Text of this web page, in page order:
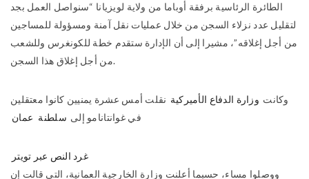
الطائرة الرئاسية برفقة أوباما من ولاية لويزيانا “سنواصل العمل بجد
لتقليل عدد نزلاء السجن من خلال عمليات نقل آمنة ومسؤولة للمساجين
من أجل إغلاقه”، مشيرا إلى أن الإدارة ستقدم خطة للكونغرس وللشعب
من أجل إغلاق هذا السجن.
وكانت وزارة الدفاع الأميركية نقلت أمس عشرة يمنيين كانوا معتقلين
في غوانتانامو إلى سلطنة عمان
غرد النص عبر تويتر
ووصلوا مساء، حسبما أعلنت وزارة الخارجية العمانية، التي قالت إن